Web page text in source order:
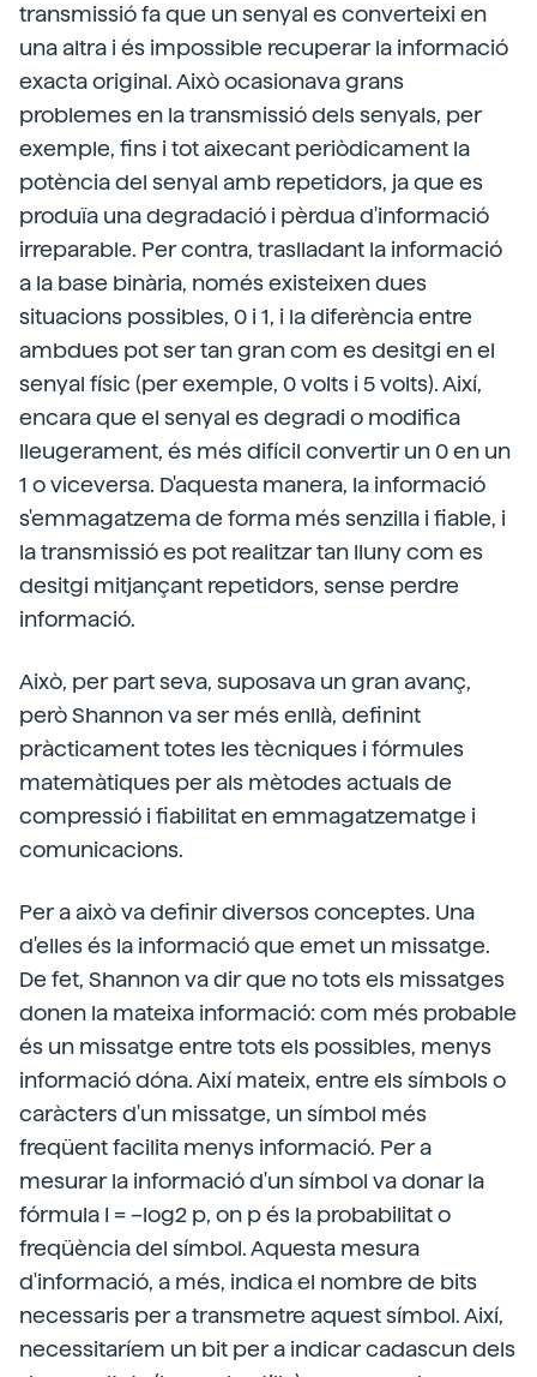
transmissió fa que un senyal es converteixi en
una altra i és impossible recuperar la informació
exacta original. Això ocasionava grans
problemes en la transmissió dels senyals, per
exemple, fins i tot aixecant periòdicament la
potència del senyal amb repetidors, ja que es
produïa una degradació i pèrdua d'informació
irreparable. Per contra, traslladant la informació
a la base binària, només existeixen dues
situacions possibles, 0 i 1, i la diferència entre
ambdues pot ser tan gran com es desitgi en el
senyal físic (per exemple, 0 volts i 5 volts). Així,
encara que el senyal es degradi o modifica
lleugerament, és més difícil convertir un 0 en un
1 o viceversa. D'aquesta manera, la informació
s'emmagatzema de forma més senzilla i fiable, i
la transmissió es pot realitzar tan lluny com es
desitgi mitjançant repetidors, sense perdre
informació.
Això, per part seva, suposava un gran avanç,
però Shannon va ser més enllà, definint
pràcticament totes les tècniques i fórmules
matemàtiques per als mètodes actuals de
compressió i fiabilitat en emmagatzematge i
comunicacions.
Per a això va definir diversos conceptes. Una
d'elles és la informació que emet un missatge.
De fet, Shannon va dir que no tots els missatges
donen la mateixa informació: com més probable
és un missatge entre tots els possibles, menys
informació dóna. Així mateix, entre els símbols o
caràcters d'un missatge, un símbol més
freqüent facilita menys informació. Per a
mesurar la informació d'un símbol va donar la
fórmula I = –log2 p, on p és la probabilitat o
freqüència del símbol. Aquesta mesura
d'informació, a més, indica el nombre de bits
necessaris per a transmetre aquest símbol. Així,
necessitaríem un bit per a indicar cadascun dels